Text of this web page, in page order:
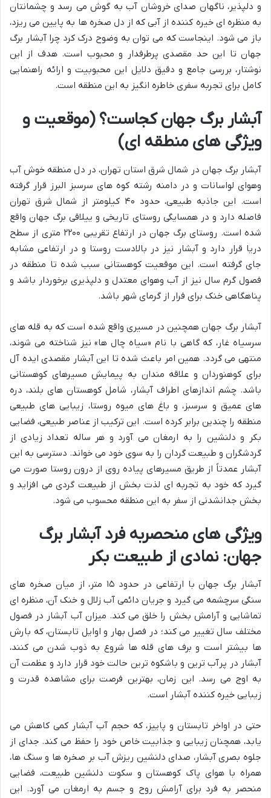
و دلپذیر، ناگهان صدای خروشان آب به گوش می رسد و چشمانتان
به منظره ای خیره کننده از آبی که از دل صخره ها به پایین می ریزد،
باز می شود. اینجاست که می توان به وضوح درک کرد چرا آبشار برگ
جهان تا این حد مقصدی پرطرفدار و محبوب است. هدف از این
نوشتار، بررسی جامع و دقیق دلایل این محبوبیت و ارائه راهنمایی
کامل برای تجربه سفری خاطره انگیز به این منطقه است.
آبشار برگ جهان کجاست؟ (موقعیت و
ویژگی های منطقه ای)
آبشار برگ جهان در شمال شرق استان تهران، در دل منطقه خوش آب
وهوای لواسانات و در دامنه رشته کوه های سرسبز البرز قرار گرفته
است. این جاذبه طبیعی، حدود ۴۰ کیلومتر از شمال شرق تهران
فاصله دارد و در همسایگی روستای تاریخی و ییلاقی برگ جهان واقع
شده است. روستای برگ جهان در ارتفاع تقریبی ۲۲۰۰ متری از سطح
دریا قرار دارد و آبشار نیز در بالادست روستا و در ارتفاعی مشابه
جای گرفته است. این موقعیت کوهستانی سبب شده تا منطقه در
فصول گرم سال نیز از آب وهوای معتدل و دلپذیری برخوردار باشد و
پناهگاهی خنک برای فرار از گرمای شهر باشد.
آبشار برگ جهان همچنین در مسیری واقع شده است که به قله های
سرسیاه غار، که گاهی با نام «سیاه چال ها» نیز شناخته می شوند،
منتهی می گردد. همین امر باعث شده تا این آبشار مقصدی ایده آل
برای کوهنوردان و علاقه مندان به پیمایش مسیرهای کوهستانی
باشد. چشم اندازهای اطراف آبشار، شامل کوهستان های بلند، دره
های عمیق و سرسبز، و باغ های میوه روستا، زیبایی های طبیعی
منطقه را چندین برابر کرده است. این ترکیب از عناصر طبیعی، فضایی
بکر و دلنشین را به ارمغان می آورد و هر ساله تعداد زیادی از
گردشگران و طبیعت گردان را به سوی خود می خواند. دسترسی به این
آبشار عمدتاً از طریق مسیرهای پیاده روی از درون روستا صورت می
گیرد که خود به تجربه ای لذت بخش از طبیعت گردی می افزاید و
بخش جدانشدنی از سفر به این منطقه محسوب می شود.
ویژگی های منحصربه فرد آبشار برگ
جهان: نمادی از طبیعت بکر
آبشار برگ جهان با ارتفاعی در حدود ۱۵ متر، از میان صخره های
سنگی سرچشمه می گیرد و جریان دائمی آب زلال و خنک آن، منظره ای
تماشایی و آرامش بخش را خلق می کند. میزان آب آبشار در فصول
مختلف سال تغییر می کند؛ در فصل بهار و اوایل تابستان، که بارش
ها بیشتر است و برف های قله ها شروع به ذوب شدن می کنند،
آبشار در پرآب ترین و باشکوه ترین حالت خود قرار دارد و عظمت آن
به اوج می رسد. این زمان، بهترین فرصت برای مشاهده قدرت و
زیبایی خیره کننده آبشار است.
حتی در اواخر تابستان و پاییز، که حجم آب آبشار کمی کاهش می
یابد، همچنان زیبایی و جذابیت خاص خود را حفظ می کند. جدای از
جلوه بصری آبشار، صدای دلنشین ریزش آب بر صخره ها و سنگ ها،
همراه با هوای پاک کوهستان و سکوت دلنشین طبیعت، فضایی
منحصر به فرد برای آرامش روح و جسم به ارمغان می آورد. این